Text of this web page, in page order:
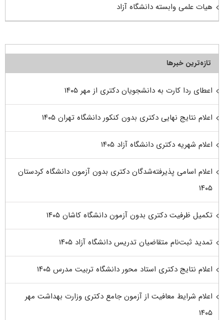
هیات علمی وابسته دانشگاه آزاد
تازه‌ترین خبرها
اعطای ردا کارت به دانشجویان دکتری از مهر ۱۴۰۵
اعلام نتایج نهایی دکتری بدون کنکور دانشگاه تهران ۱۴۰۵
اعلام شهریه دکتری دانشگاه آزاد ۱۴۰۵
اعلام اسامی پذیرفته‌شدگان دکتری بدون آزمون دانشگاه کردستان
۱۴۰۵
تکمیل ظرفیت دکتری بدون آزمون دانشگاه کاشان ۱۴۰۵
تمدید ثبت‌نام متقاضیان تدریس دانشگاه آزاد ۱۴۰۵
اعلام نتایج دکتری استاد محور دانشگاه تربیت مدرس ۱۴۰۵
اعلام شرایط معافیت از آزمون جامع دکتری وزارت بهداشت مهر
۱۴۰۵